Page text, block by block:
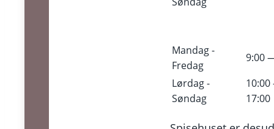
Mandag -
Fredag
9:00
Lørdag -
Søndag
17:00